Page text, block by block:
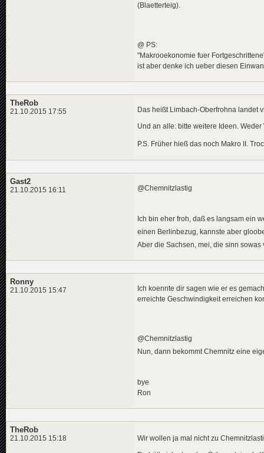
(Blaetterteig).
@ PS:
"Makrooekonomie fuer
ist aber denke ich ueber diesen
TheRob
21.10.2015 17:55 Das heißt Limbach-Oberfrohna landet
Und an alle: bitte weitere Ideen.
P.S. Früher hieß das noch Makro II.
Gast2
21.10.2015 16:11 @Chemnitzlastig
Ich bin eher froh, daß es langsam ein
einen Berlinbezug, kannste aber
Aber die Sachsen, mei, die sinn
Ronny
21.10.2015 15:47
Ich koennte dir sagen wie er es
erreichte Geschwindigkeit erreichen
@Chemnitzlastig
Nun, dann bekommt Chemnitz eine
bye
Ron
TheRob
21.10.2015 15:18 Wir wollen ja mal nicht zu